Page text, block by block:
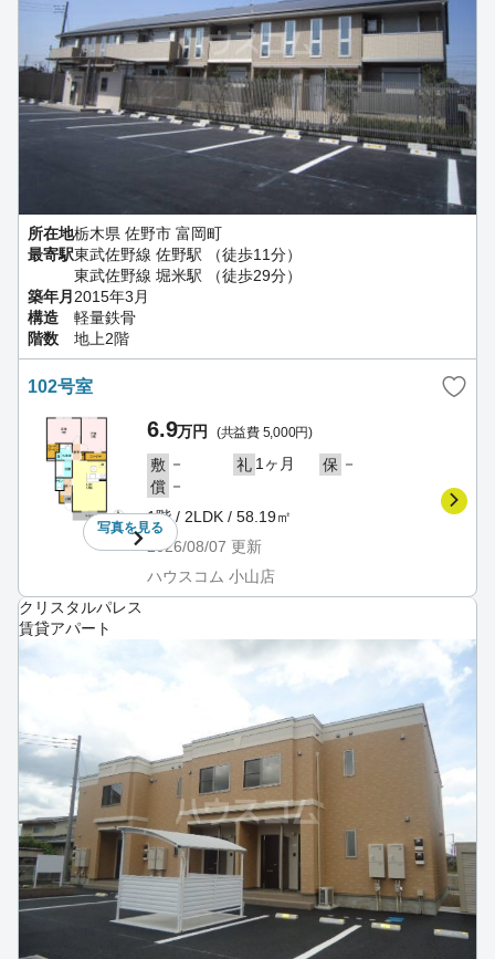
所在地栃木県 佐野市 富岡町
最寄駅東武佐野線 佐野駅 （徒歩11分）
東武佐野線 堀米駅 （徒歩29分）
築年月 2015年3月
構造
軽量鉄骨
階数
地上2階
102号室
写真を見る
6.9万円 (共益費 5,000円)
敷 － 礼 1ヶ月 保 －
償 －
1階 / 2LDK / 58.19㎡
2026/08/07 更新
ハウスコム 小山店
クリスタルパレス
賃貸アパート